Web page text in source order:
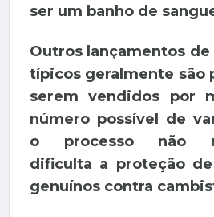
ser um banho de
Outros lançamentos
típicos geralmente são
serem vendidos por
número possível de
o processo não
dificulta a proteção
genuínos contra